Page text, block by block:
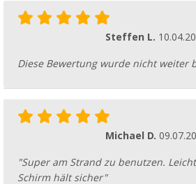
Steffen L.
Diese Bewertung wurde nicht weiter
Michael D.
"Super am Strand zu benutzen.
Schirm hält sicher"